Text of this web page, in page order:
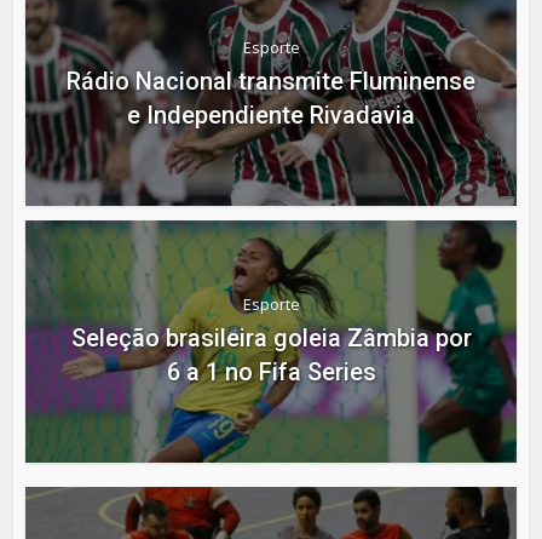
Esporte
Rádio Nacional transmite Fluminense
e Independiente Rivadavia
Esporte
Seleção brasileira goleia Zâmbia por
6 a 1 no Fifa Series